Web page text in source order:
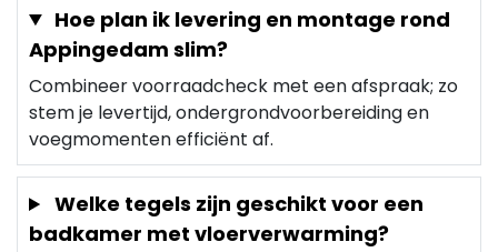
Hoe plan ik levering en montage rond
Appingedam slim?
Combineer voorraadcheck met een afspraak; zo
stem je levertijd, ondergrondvoorbereiding en
voegmomenten efficiënt af.
Welke tegels zijn geschikt voor een
badkamer met vloerverwarming?